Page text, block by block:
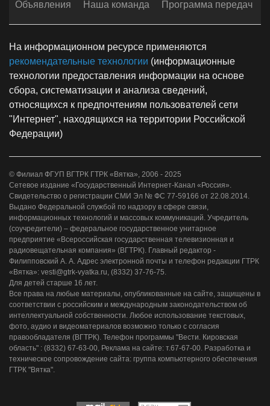
Объявления
Наша команда Программа передач
На информационном ресурсе применяются
рекомендательные технологии (информационные
технологии предоставления информации на основе
сбора, систематизации и анализа сведений,
относящихся к предпочтениям пользователей сети
"Интернет", находящихся на территории Российской
Федерации)
© Филиал ФГУП ВГТРК ГТРК «Вятка», 2006 - 2025
Сетевое издание «Государственный Интернет-Канал «Россия».
Свидетельство о регистрации СМИ Эл № ФС 77-59166 от 22.08.2014.
Выдано Федеральной службой по надзору в сфере связи,
информационных технологий и массовых коммуникаций. Учредитель
(соучредители) – федеральное государственное унитарное
предприятие «Всероссийская государственная телевизионная и
радиовещательная компания» (ВГТРК). Главный редактор -
Филипповский А. А. Адрес электронной почты и телефон редакции ГТРК
«Вятка»: vesti@gtrk-vyatka.ru, (8332) 37-76-75.
Для детей старше 16 лет.
Все права на любые материалы, опубликованные на сайте, защищены в
соответствии с российским и международным законодательством об
интеллектуальной собственности. Любое использование текстовых,
фото, аудио и видеоматериалов возможно только с согласия
правообладателя (ВГТРК). Телефон программы "Вести. Кировская
область" : (8332) 67-63-00, Реклама на сайте: т.67-67-00. Разработка и
техническое сопровождение сайта: группа компьютерного обеспечения
ГТРК "Вятка".